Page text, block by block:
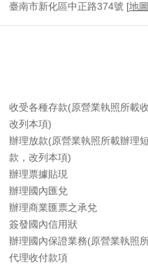
臺南市新化區中正路374號 [地圖
收受各種存款(原營業執照所載
改列本項)
辦理放款(原營業執照所載辦理
款，改列本項)
辦理票據貼現
辦理國內匯兌
辦理商業匯票之承兌
簽發國內信用狀
辦理國內保證業務(原營業執照
代理收付款項